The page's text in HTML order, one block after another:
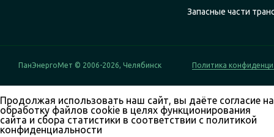
Запасные части
ПанЭнергоМет © 2006-2026, Челябинск Политика
Продолжая использовать наш сайт, вы даёте согласие на
обработку файлов cookie в целях функционирования
сайта и сбора статистики в соответствии с политикой
конфиденциальности